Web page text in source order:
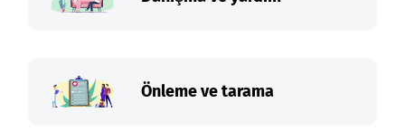
Önleme ve tarama